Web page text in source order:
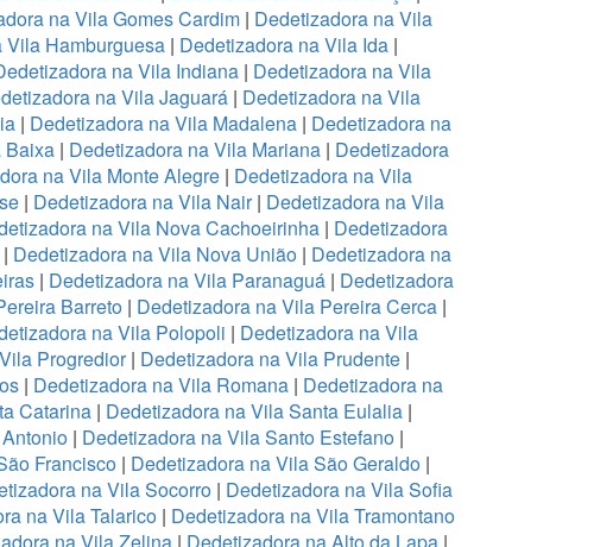
na Vila Gomes Cardim | Dedetizadora na Vila
Vila Hamburguesa| Dedetizadora na Vila Ida|
na Vila Indiana | Dedetizadora na Vila
na Vila Jaguará | Dedetizadora na Vila
| Dedetizadora na Vila Madalena| Dedetizadora na
Baixa| Dedetizadora na Vila Mariana| Dedetizadora
na Vila Monte Alegre| Dedetizadora na Vila
| Dedetizadora na Vila Nair| Dedetizadora na Vila
na Vila Nova Cachoeirinha| Dedetizadora
| Dedetizadora na Vila Nova União | Dedetizadora na
| Dedetizadora na Vila Paranaguá | Dedetizadora
Barreto | Dedetizadora na Vila Pereira Cerca |
na Vila Polopoli | Dedetizadora na Vila
Progredior| Dedetizadora na Vila Prudente|
| Dedetizadora na Vila Romana | Dedetizadora na
Catarina | Dedetizadora na Vila Santa Eulalia |
| Dedetizadora na Vila Santo Estefano |
Francisco | Dedetizadora na Vila São Geraldo |
na Vila Socorro | Dedetizadora na Vila Sofia
na Vila Talarico | Dedetizadora na Vila Tramontano
na Vila Zelina| Dedetizadora na Alto da Lapa|